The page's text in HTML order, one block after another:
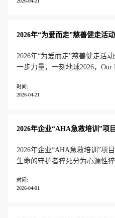
2026-04-21
2026年“为爱而走”慈善健走活
2026年“为爱而走”慈善健走活
一步力量，一刻地球2026，Our
员工志愿者，共同支持4·22世
时间:
2026-04-21
2026年企业“AHA急救培训”项
2026年企业“AHA急救培训”项
生命的守护者猝死分为心源性
的病症之一，心源性猝死具有
时间:
2026-04-01